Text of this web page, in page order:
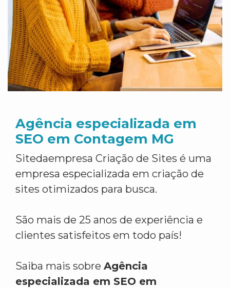
Agência especializada em
SEO em Contagem MG
Sitedaempresa Criação de Sites é uma
empresa especializada em criação de
sites otimizados para busca.
São mais de 25 anos de experiência e
clientes satisfeitos em todo país!
Saiba mais sobre Agência
especializada em SEO em